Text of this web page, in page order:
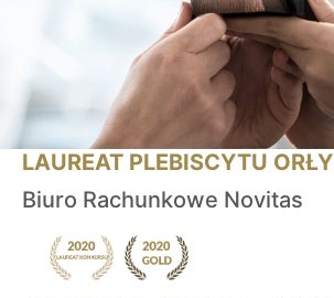
LAUREAT PLEBISCYTU ORŁY
Biuro Rachunkowe Novitas